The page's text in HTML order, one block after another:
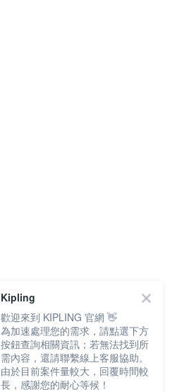
Kipling
歡迎來到 KIPLING 官網 👋
為加速處理您的需求，請點選下方
按鈕查詢相關資訊；若無法找到所
需內容，還請聯繫線上客服協助。
由於目前案件量較大，回覆時間較
長，感謝您的耐心等候！